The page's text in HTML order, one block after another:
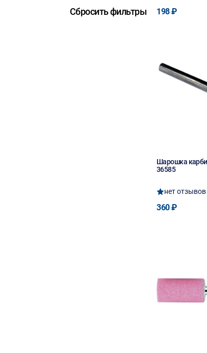
198 ₽
Шарошка
36585
нет отзывов
360 ₽